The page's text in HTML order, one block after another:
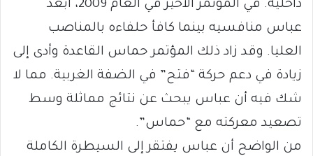
داخلية. في المؤتمر الأخير في العام 2009، أبعد
عباس منافسيه بينما كافأ حلفاءه بالمناصب
العليا. وقد زاد ذلك المؤتمر حماس القاعدة وأدى إلى
زيادة في دعم حركة “فتح” في الضفة الغربية. مما لا
شك فيه أن عباس يبحث عن نتائج مماثلة وسط
تصعيد معركته مع “حماس”.
من الواضح أن عباس يفتقر إلى السيطرة الكاملة